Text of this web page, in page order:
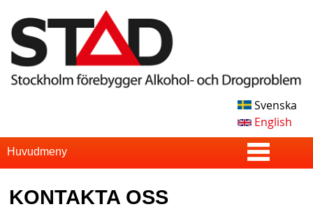
Skip
to
main
content
T
Svenska
English
S
u
Huvudmeny
KONTAKTA OSS